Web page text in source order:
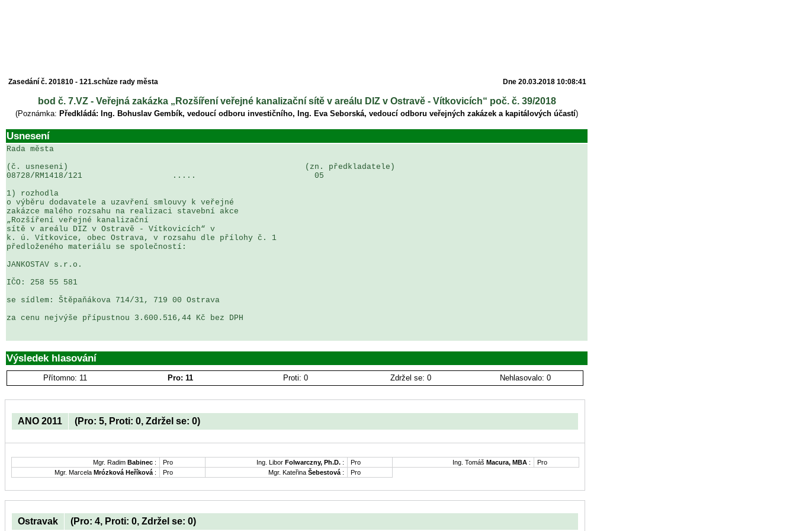
Zasedání č. 201810 - 121.schůze rady města Dne 20.03.2018 10:08:41
bod č. 7.VZ - Veřejná zakázka „Rozšíření veřejné kanalizační sítě v areálu DIZ v Ostravě - Vítkovicích“ poč. č. 39/2018
(Poznámka: Předkládá: Ing. Bohuslav Gembík, vedoucí odboru investičního, Ing. Eva Seborská, vedoucí odboru veřejných zakázek a kapitálových účastí)
Usnesení
Rada města
(č. usneseni)                                                  (zn. předkladatele)
08728/RM1418/121                   .....                         05
1) rozhodla
o výběru dodavatele a uzavření smlouvy k veřejné
zakázce malého rozsahu na realizaci stavební akce
„Rozšíření veřejné kanalizační
sítě v areálu DIZ v Ostravě - Vítkovicích“ v
k. ú. Vítkovice, obec Ostrava, v rozsahu dle přílohy č. 1
předloženého materiálu se společností:
JANKOSTAV s.r.o.
IČO: 258 55 581
se sídlem: Štěpaňákova 714/31, 719 00 Ostrava
za cenu nejvýše přípustnou 3.600.516,44 Kč bez DPH
Výsledek hlasování
Přítomno: 11 Pro: 11 Proti: 0 Zdržel se: 0 Nehlasovalo: 0
ANO 2011 (Pro: 5, Proti: 0, Zdržel se: 0)
Mgr. Radim Babinec : Pro Ing. Libor Folwarczny, Ph.D. : Pro Ing. Tomáš Macura, MBA :
Pro
Mgr. Marcela Mrózková Heříková : Pro Mgr. Kateřina Šebestová : Pro
Ostravak (Pro: 4, Proti: 0, Zdržel se: 0)